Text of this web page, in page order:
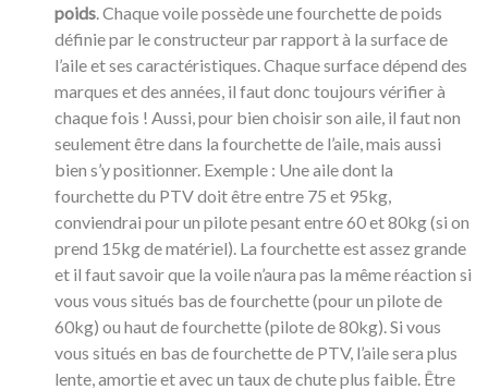
poids. Chaque voile possède une fourchette de poids
définie par le constructeur par rapport à la surface de
l’aile et ses caractéristiques. Chaque surface dépend des
marques et des années, il faut donc toujours vérifier à
chaque fois ! Aussi, pour bien choisir son aile, il faut non
seulement être dans la fourchette de l’aile, mais aussi
bien s’y positionner. Exemple : Une aile dont la
fourchette du PTV doit être entre 75 et 95kg,
conviendrai pour un pilote pesant entre 60 et 80kg (si on
prend 15kg de matériel). La fourchette est assez grande
et il faut savoir que la voile n’aura pas la même réaction si
vous vous situés bas de fourchette (pour un pilote de
60kg) ou haut de fourchette (pilote de 80kg). Si vous
vous situés en bas de fourchette de PTV, l’aile sera plus
lente, amortie et avec un taux de chute plus faible. Être